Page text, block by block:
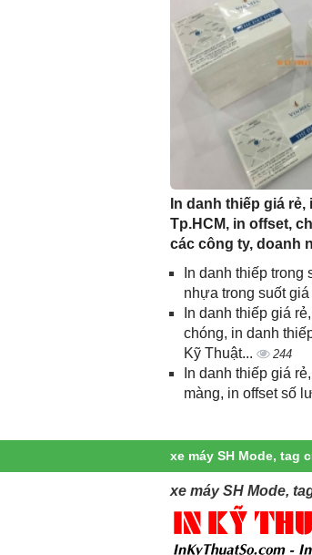
In danh thiếp giá
Tp.HCM, in offset,
các công ty, doanh
In danh thiếp trong
nhựa trong suốt
In danh thiếp giá
chóng, in danh
Kỹ Thuật...
244
In danh thiếp giá
màng, in offset số
xe máy SH Mode, tag
xe máy SH Mode,